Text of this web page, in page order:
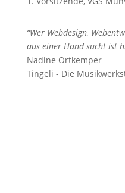
“Wer Webdesign,
aus einer Hand sucht ist
Nadine Ortkemper
Tingeli - Die